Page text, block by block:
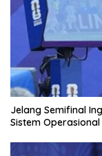
Jelang Semifinal
Sistem Operasional